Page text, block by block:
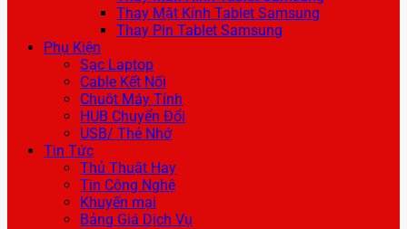
Thay Mặt Kính Tablet Samsung
Thay Pin Tablet Samsung
Phụ Kiện
Sạc Laptop
Cable Kết Nối
Chuột Máy Tính
HUB Chuyển Đổi
USB/ Thẻ Nhớ
Tin Tức
Thủ Thuật Hay
Tin Công Nghệ
Khuyến mại
Bảng Giá Dịch Vụ